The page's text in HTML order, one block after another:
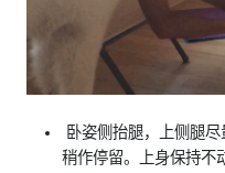
卧姿侧抬腿，上侧腿
稍作停留。上身保持不